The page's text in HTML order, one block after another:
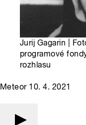
Jurij Gagarin |
programové
rozhlasu
Meteor 10. 4. 2021